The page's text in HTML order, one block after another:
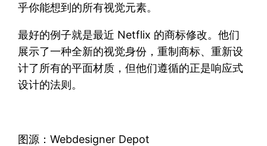
乎你能想到的所有视觉元素。
最好的例子就是最近 Netflix 的商标修改。他们
展示了一种全新的视觉身份，重制商标、重新设
计了所有的平面材质，但他们遵循的正是响应式
设计的法则。
图源：Webdesigner Depot